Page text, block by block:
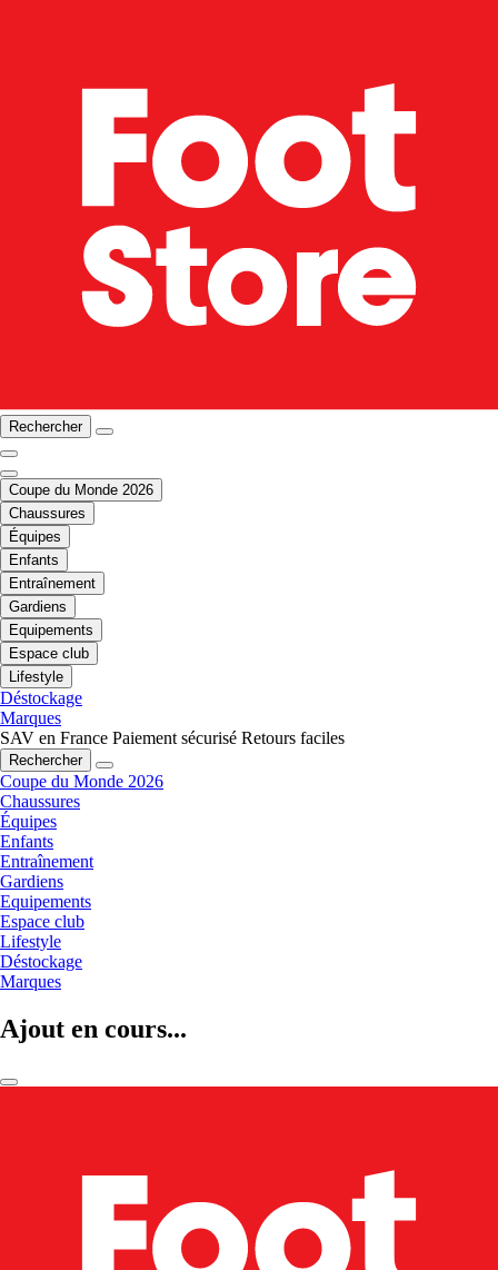
Rechercher
Coupe du Monde 2026
Chaussures
Équipes
Enfants
Entraînement
Gardiens
Equipements
Espace club
Lifestyle
Déstockage
Marques
SAV en France Paiement sécurisé Retours faciles
Rechercher
Coupe du Monde 2026
Chaussures
Équipes
Enfants
Entraînement
Gardiens
Equipements
Espace club
Lifestyle
Déstockage
Marques
Ajout en cours...